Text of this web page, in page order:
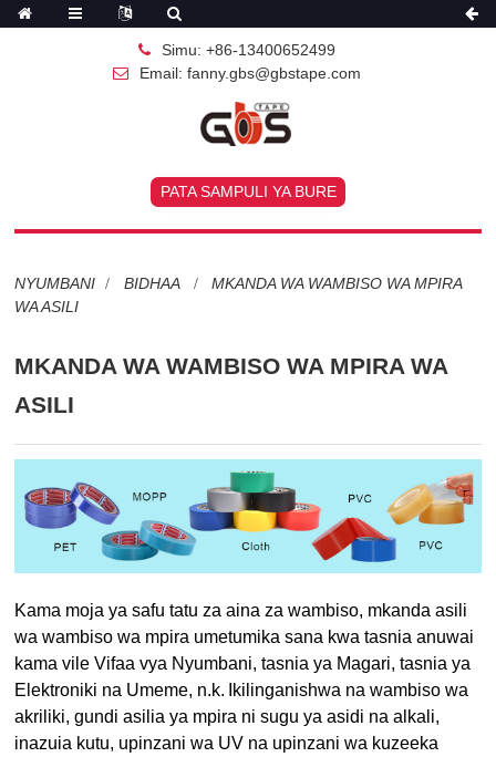
Simu: +86-13400652499
Email: fanny.gbs@gbstape.com
PATA SAMPULI YA BURE
NYUMBANI BIDHAA
MKANDA WA WAMBISO WA MPIRA
WA ASILI
MKANDA WA WAMBISO WA MPIRA WA
ASILI
Kama moja ya safu tatu za aina za wambiso, mkanda asili
wa wambiso wa mpira umetumika sana kwa tasnia anuwai
kama vile Vifaa vya Nyumbani, tasnia ya Magari, tasnia ya
Elektroniki na Umeme, n.k. Ikilinganishwa na wambiso wa
akriliki, gundi asilia ya mpira ni sugu ya asidi na alkali,
inazuia kutu, upinzani wa UV na upinzani wa kuzeeka